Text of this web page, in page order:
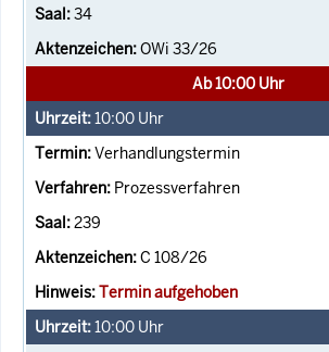
34
OWi 33/26
Ab 10:00 Uhr
10:00 Uhr
Verhandlungstermin
Prozessverfahren
239
C 108/26
Termin aufgehoben
10:00 Uhr